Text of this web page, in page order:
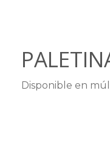
Disponible en